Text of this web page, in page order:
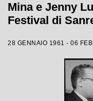
Mina e Jenny
Festival di
28 GENNAIO 1961 - 06